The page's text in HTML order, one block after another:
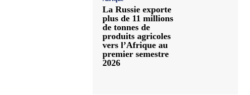
La Russie exporte
plus de 11 millions
de tonnes de
produits agricoles
vers l’Afrique au
premier semestre
2026